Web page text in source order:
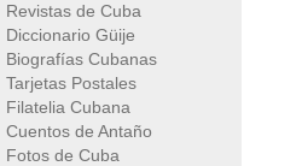
Revistas de Cuba
Diccionario Güije
Biografías Cubanas
Tarjetas Postales
Filatelia Cubana
Cuentos de Antaño
Fotos de Cuba